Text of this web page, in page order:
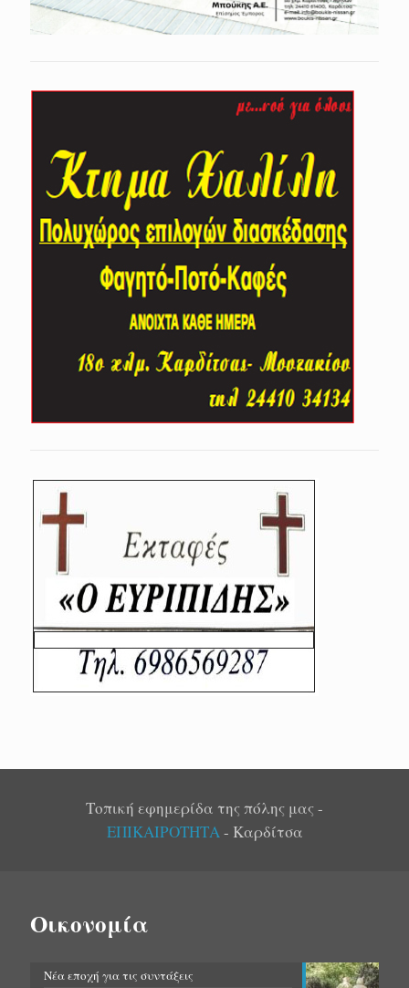
Τοπική εφημερίδα της πόλης μας -
ΕΠΙΚΑΙΡΟΤΗΤΑ- Καρδίτσα
Οικονομία
Νέα εποχή για τις συντάξεις